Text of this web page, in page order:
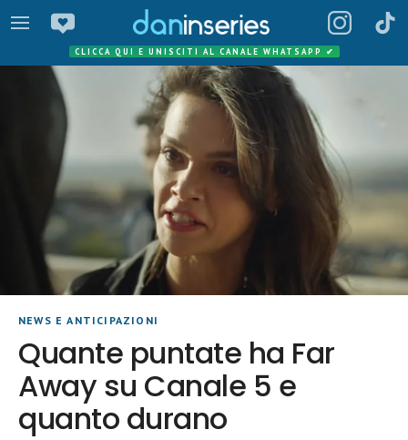
CLICCA QUI E UNISCITI AL CANALE WHATSAPP ✔
NEWS E ANTICIPAZIONI
Quante puntate ha Far
Away su Canale 5 e
quanto durano